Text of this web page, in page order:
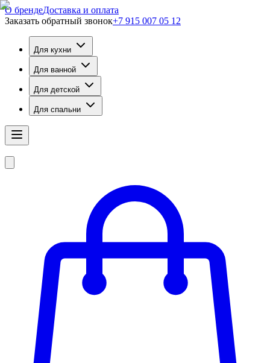
О брендеДоставка и оплата
Заказать обратный звонок+7 915 007 05 12
Для кухни
Для ванной
Для детской
Для спальни